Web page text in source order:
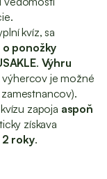
kvíz, sa
ponožky
. Výhru
výhercov je možné
zapoja aspoň
získava
2 roky.